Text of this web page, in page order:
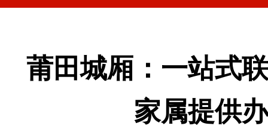
莆田城厢：一站式
家属提供